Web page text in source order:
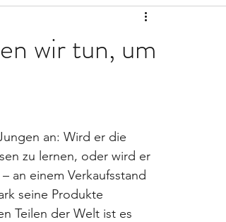
wir tun, um
an: Wird er die
zu lernen, oder wird er
an einem Verkaufsstand
seine Produkte
Teilen der Welt ist es